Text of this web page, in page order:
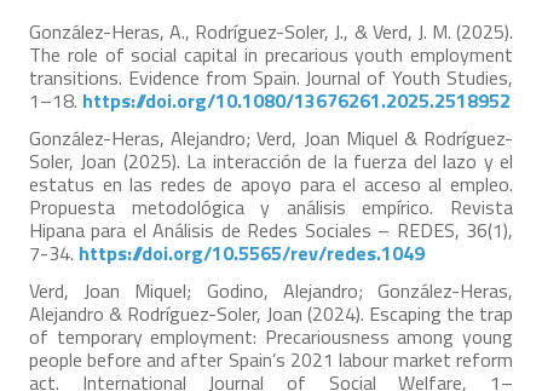
González-Heras, A., Rodríguez-Soler, J., & Verd, J. M. (2025).
The role of social capital in precarious youth employment
transitions. Evidence from Spain. Journal of Youth Studies,
1–18. https://doi.org/10.1080/13676261.2025.2518952
González-Heras, Alejandro; Verd, Joan Miquel & Rodríguez-
Soler, Joan (2025). La interacción de la fuerza del lazo y el
estatus en las redes de apoyo para el acceso al empleo.
Propuesta metodológica y análisis empírico. Revista
Hipana para el Análisis de Redes Sociales – REDES, 36(1),
7-34. https://doi.org/10.5565/rev/redes.1049
Verd, Joan Miquel; Godino, Alejandro; González-Heras,
Alejandro & Rodríguez-Soler, Joan (2024). Escaping the trap
of temporary employment: Precariousness among young
people before and after Spain’s 2021 labour market reform
act. International Journal of Social Welfare, 1–